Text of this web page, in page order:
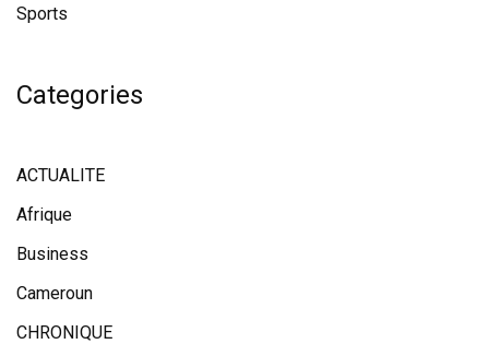
Sports
Categories
ACTUALITE
Afrique
Business
Cameroun
CHRONIQUE